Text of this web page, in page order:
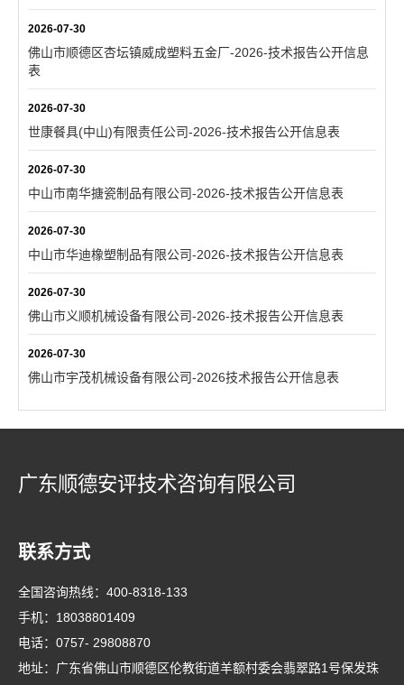
2026-07-30
佛山市顺德区杏坛镇威成塑料五金厂-2026-技术报告公开信息
表
2026-07-30
世康餐具(中山)有限责任公司-2026-技术报告公开信息表
2026-07-30
中山市南华搪瓷制品有限公司-2026-技术报告公开信息表
2026-07-30
中山市华迪橡塑制品有限公司-2026-技术报告公开信息表
2026-07-30
佛山市义顺机械设备有限公司-2026-技术报告公开信息表
2026-07-30
佛山市宇茂机械设备有限公司-2026技术报告公开信息表
广东顺德安评技术咨询有限公司
联系方式
全国咨询热线： 400-8318-133
手机： 18038801409
电话： 0757- 29808870
地址：广东省佛山市顺德区伦教街道羊额村委会翡翠路1号保发珠